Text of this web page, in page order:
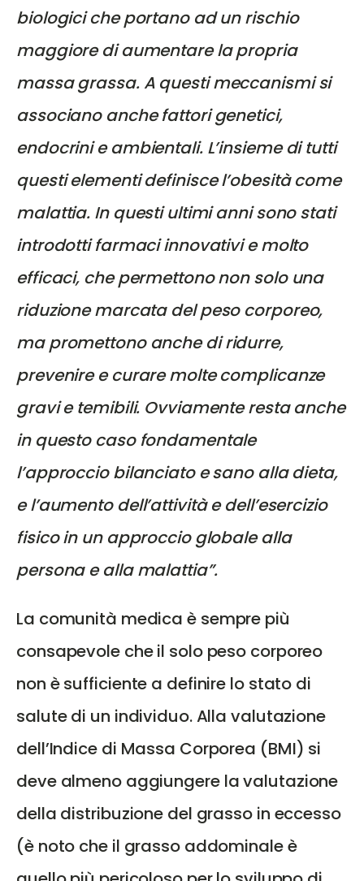
biologici che portano ad un rischio
maggiore di aumentare la propria
massa grassa. A questi meccanismi si
associano anche fattori genetici,
endocrini e ambientali. L’insieme di tutti
questi elementi definisce l’obesità come
malattia. In questi ultimi anni sono stati
introdotti farmaci innovativi e molto
efficaci, che permettono non solo una
riduzione marcata del peso corporeo,
ma promettono anche di ridurre,
prevenire e curare molte complicanze
gravi e temibili. Ovviamente resta anche
in questo caso fondamentale
l’approccio bilanciato e sano alla dieta,
e l’aumento dell’attività e dell’esercizio
fisico in un approccio globale alla
persona e alla malattia”.
La comunità medica è sempre più
consapevole che il solo peso corporeo
non è sufficiente a definire lo stato di
salute di un individuo. Alla valutazione
dell’Indice di Massa Corporea (BMI) si
deve almeno aggiungere la valutazione
della distribuzione del grasso in eccesso
(è noto che il grasso addominale è